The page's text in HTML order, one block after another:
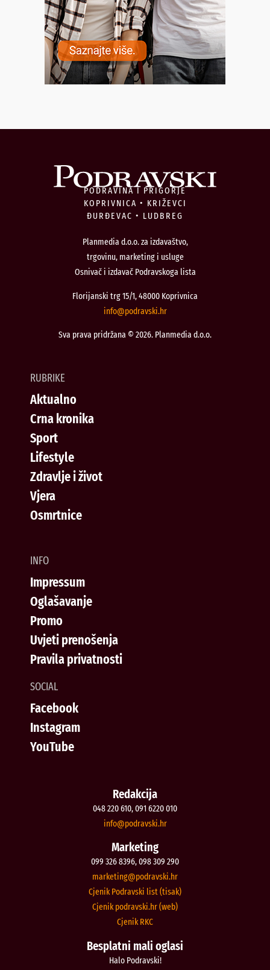
PODRAVINA I PRIGORJE
KOPRIVNICA • KRIŽEVCI
ĐURĐEVAC • LUDBREG
Planmedia d.o.o. za izdavaštvo,
trgovinu, marketing i usluge
Osnivač i izdavač Podravskoga lista
Florijanski trg 15/1, 48000 Koprivnica
rh.iksvardop
@ofni
Sva prava pridržana © 2026. Planmedia d.o.o.
RUBRIKE
Aktualno
Crna kronika
Sport
Lifestyle
Zdravlje i život
Vjera
Osmrtnice
INFO
Impressum
Oglašavanje
Promo
Uvjeti prenošenja
Pravila privatnosti
SOCIAL
Facebook
Instagram
YouTube
Redakcija
048 220 610, 091 6220 010
rh.iksvardop
@ofni
Marketing
099 326 8396, 098 309 290
rh.iksvardop
@gnitekram
Cjenik Podravski list (tisak)
Cjenik podravski.hr (web)
Cjenik RKC
Besplatni mali oglasi
Halo Podravski!